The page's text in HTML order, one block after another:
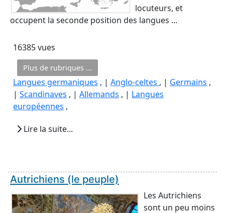
locuteurs, et
occupent la seconde position des langues ...
16385 vues
Plus de rubriques ...
Langues germaniques , | Anglo-celtes , | Germains ,
| Scandinaves , | Allemands , | Langues
européennes ,
Lire la suite...
Autrichiens (le peuple)
Les Autrichiens
sont un peu moins